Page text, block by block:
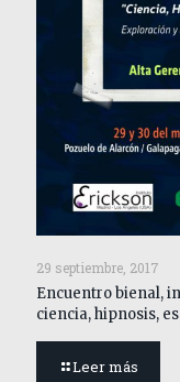
29 septiembre, 2017
Encuentro bienal,
ciencia, hipnosis,
Leer más